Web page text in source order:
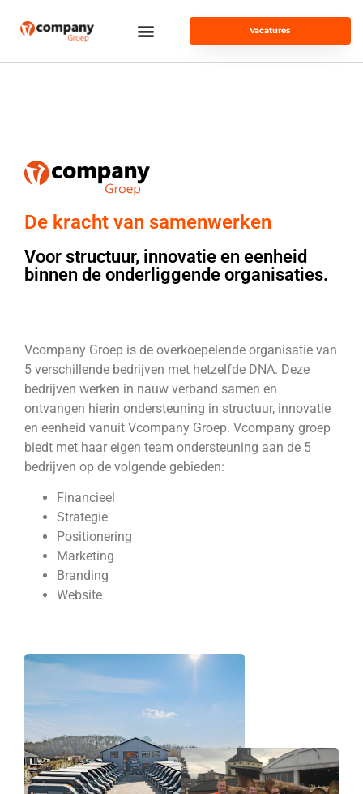
Vacatures
De kracht van samenwerken
Voor structuur, innovatie en eenheid
binnen de onderliggende organisaties.
Vcompany Groep is de overkoepelende organisatie van
5 verschillende bedrijven met hetzelfde DNA. Deze
bedrijven werken in nauw verband samen en
ontvangen hierin ondersteuning in structuur, innovatie
en eenheid vanuit Vcompany Groep. Vcompany groep
biedt met haar eigen team ondersteuning aan de 5
bedrijven op de volgende gebieden:
Financieel
Strategie
Positionering
Marketing
Branding
Website